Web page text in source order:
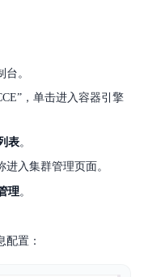
台。
，单击进入容器引擎
表。
入集群管理页面。
理。
置：